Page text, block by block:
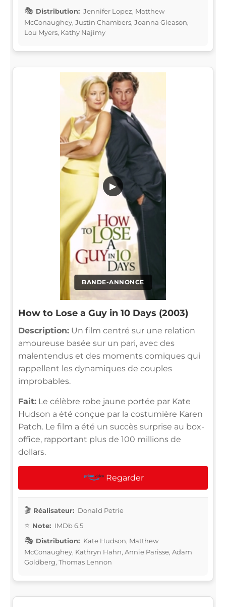
Distribution: Jennifer Lopez, Matthew
McConaughey, Justin Chambers, Joanna Gleason,
Lou Myers, Kathy Najimy
BANDE-ANNONCE
▶
How to Lose a Guy in 10 Days (2003)
Description: Un film centré sur une relation
amoureuse basée sur un pari, avec des
malentendus et des moments comiques qui
rappellent les dynamiques de couples
improbables.
Fait: Le célèbre robe jaune portée par Kate
Hudson a été conçue par la costumière Karen
Patch. Le film a été un succès surprise au box-
office, rapportant plus de 100 millions de
dollars.
Regarder
Réalisateur: Donald Petrie
Note: IMDb 6.5
Distribution: Kate Hudson, Matthew
McConaughey, Kathryn Hahn, Annie Parisse, Adam
Goldberg, Thomas Lennon